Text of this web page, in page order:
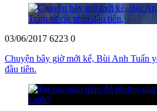
03/06/2017 6223 0
Chuyện bây giờ mới kể, Bùi Anh Tuấn
đầu tiên.